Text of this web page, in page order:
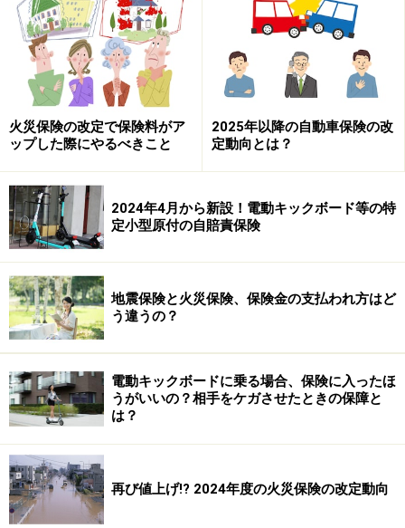
火災保険の改定で保険料がア
ップした際にやるべきこと
2025年以降の自動車保険の改
定動向とは？
2024年4月から新設！電動キックボード等の特
定小型原付の自賠責保険
地震保険と火災保険、保険金の支払われ方はど
う違うの？
電動キックボードに乗る場合、保険に入ったほ
うがいいの？相手をケガさせたときの保障と
は？
再び値上げ!? 2024年度の火災保険の改定動向